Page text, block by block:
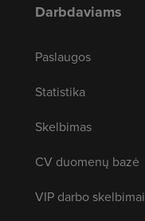
Darbdaviams
Paslaugos
Statistika
Skelbimas
CV duomenų bazė
VIP darbo skelbimai